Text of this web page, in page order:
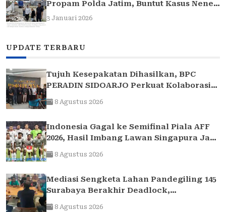
Propam Polda Jatim, Buntut Kasus Nenek
Elina
3 Januari 2026
UPDATE TERBARU
Tujuh Kesepakatan Dihasilkan, BPC
PERADIN SIDOARJO Perkuat Kolaborasi
dengan DPRD
8 Agustus 2026
Indonesia Gagal ke Semifinal Piala AFF
2026, Hasil Imbang Lawan Singapura Jadi
Akhir Perjalanan Garuda
8 Agustus 2026
Mediasi Sengketa Lahan Pandegiling 145
Surabaya Berakhir Deadlock,
Polrestabes Imbau Kedua Pihak Jaga
8 Agustus 2026